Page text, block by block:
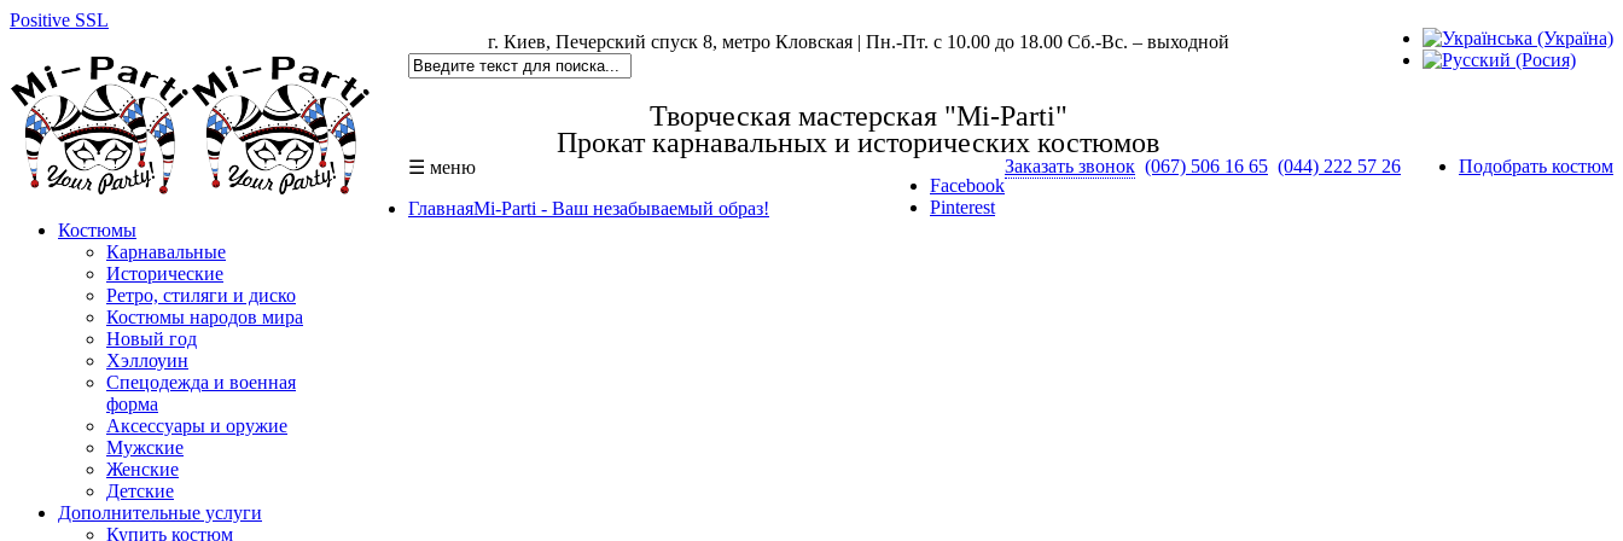
Positive SSL
г. Киев, Печерский спуск 8, метро Кловская | Пн.-Пт. с 10.00 до 18.00 Сб.-Вс. – выходной
Творческая мастерская "Mi-Parti"
Прокат карнавальных и исторических костюмов
Подобрать костюм
(044) 222 57 26
(067) 506 16 65
Заказать звонок
Facebook
Pinterest
☰ меню
ГлавнаяMi-Parti - Ваш незабываемый образ!
Костюмы
Карнавальные
Исторические
Ретро, стиляги и диско
Костюмы народов мира
Новый год
Хэллоуин
Спецодежда и военная
форма
Аксессуары и оружие
Мужские
Женские
Детские
Дополнительные услуги
Купить костюм